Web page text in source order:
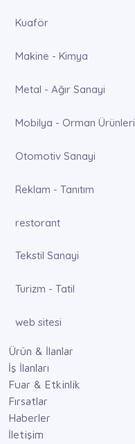
Kuaför
Makine - Kimya
Metal - Ağır Sanayi
Mobilya - Orman Ürünleri
Otomotiv Sanayi
Reklam - Tanıtım
restorant
Tekstil Sanayi
Turizm - Tatil
web sitesi
Ürün & İlanlar
İş İlanları
Fuar & Etkinlik
Fırsatlar
Haberler
İletişim